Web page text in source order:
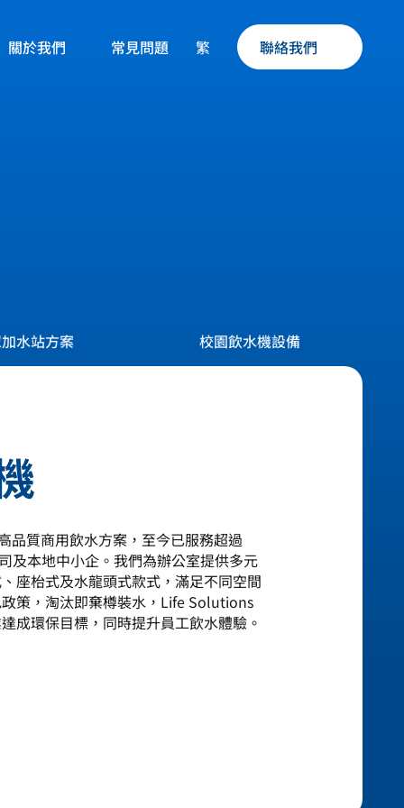
關於我們 常見問題 繁 聯絡我們
水站方案 校園飲水機設備
質商用飲水方案，至今已服務超過
及本地中小企。我們為辦公室提供多元
座枱式及水龍頭式款式，滿足不同空間
策，淘汰即棄樽裝水，Life Solutions
成環保目標，同時提升員工飲水體驗。